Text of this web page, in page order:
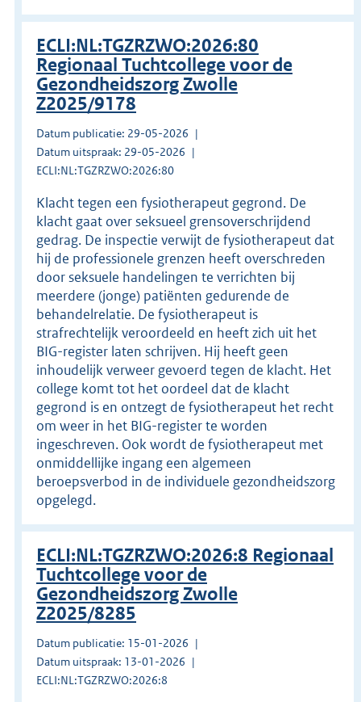
ECLI:NL:TGZRZWO:2026:80
Regionaal Tuchtcollege voor de
Gezondheidszorg Zwolle
Z2025/9178
Datum publicatie: 29-05-2026
Datum uitspraak: 29-05-2026
ECLI:NL:TGZRZWO:2026:80
Klacht tegen een fysiotherapeut gegrond. De
klacht gaat over seksueel grensoverschrijdend
gedrag. De inspectie verwijt de fysiotherapeut dat
hij de professionele grenzen heeft overschreden
door seksuele handelingen te verrichten bij
meerdere (jonge) patiënten gedurende de
behandelrelatie. De fysiotherapeut is
strafrechtelijk veroordeeld en heeft zich uit het
BIG-register laten schrijven. Hij heeft geen
inhoudelijk verweer gevoerd tegen de klacht. Het
college komt tot het oordeel dat de klacht
gegrond is en ontzegt de fysiotherapeut het recht
om weer in het BIG-register te worden
ingeschreven. Ook wordt de fysiotherapeut met
onmiddellijke ingang een algemeen
beroepsverbod in de individuele gezondheidszorg
opgelegd.
ECLI:NL:TGZRZWO:2026:8 Regionaal
Tuchtcollege voor de
Gezondheidszorg Zwolle
Z2025/8285
Datum publicatie: 15-01-2026
Datum uitspraak: 13-01-2026
ECLI:NL:TGZRZWO:2026:8